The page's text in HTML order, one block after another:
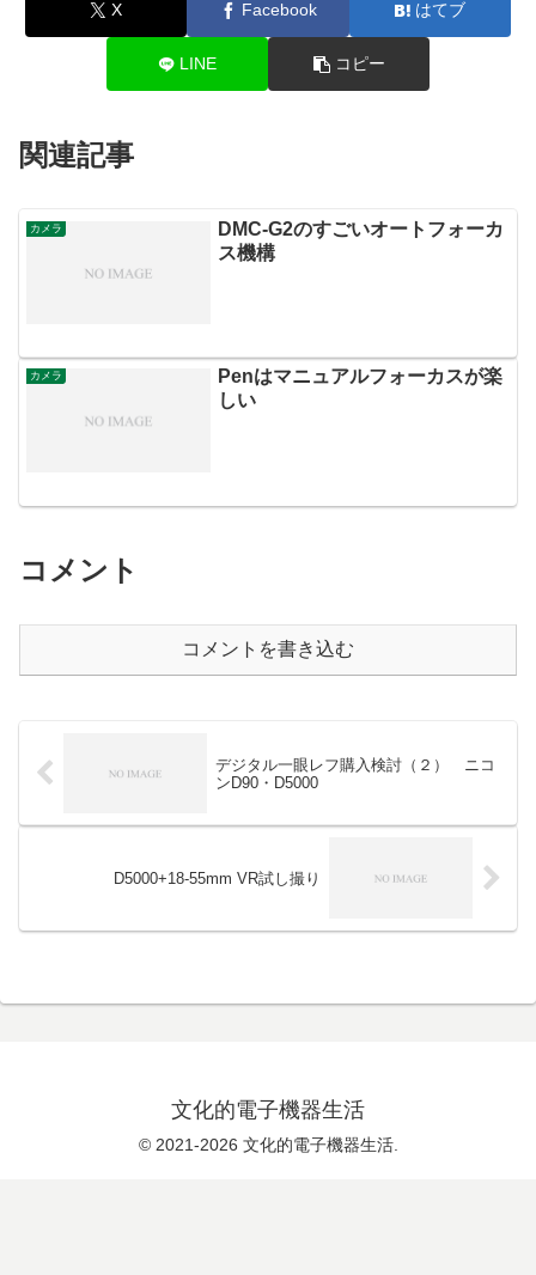
X Facebook はてブ
LINE コピー
関連記事
カメラ
DMC-G2のすごいオートフォーカ
ス機構
カメラ
Penはマニュアルフォーカスが楽
しい
コメント
コメントを書き込む
デジタル一眼レフ購入検討（２） ニコ
ンD90・D5000
D5000+18-55mm VR試し撮り
文化的電子機器生活
© 2021-2026 文化的電子機器生活.